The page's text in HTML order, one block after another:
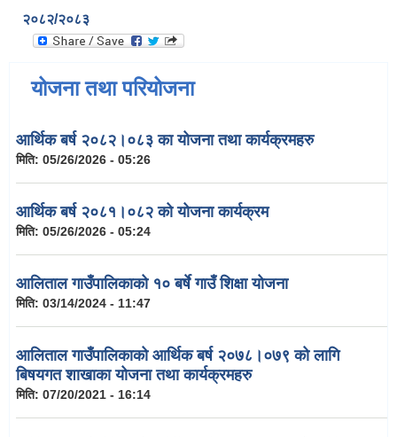
२०८२/२०८३
योजना तथा परियोजना
आर्थिक बर्ष २०८२।०८३ का योजना तथा कार्यक्रमहरु
मिति: 05/26/2026 - 05:26
आर्थिक बर्ष २०८१।०८२ को योजना कार्यक्रम
मिति: 05/26/2026 - 05:24
आलिताल गाउँपालिकाको १० बर्षे गाउँ शिक्षा योजना
मिति: 03/14/2024 - 11:47
आलिताल गाउँपालिकाको आर्थिक बर्ष २०७८।०७९ को लागि
बिषयगत शाखाका योजना तथा कार्यक्रमहरु
मिति: 07/20/2021 - 16:14